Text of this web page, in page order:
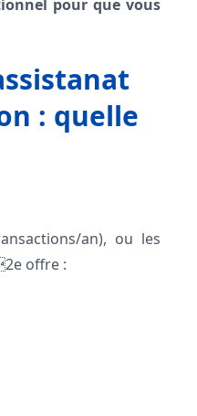
pour que vous
: quelle
an), ou les
offre :